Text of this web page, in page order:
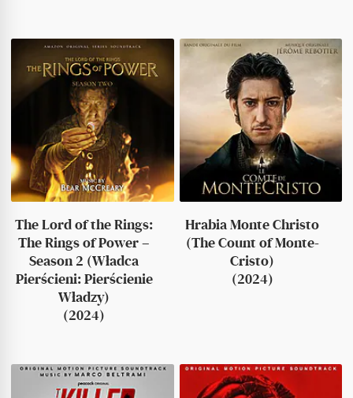
The Lord of the Rings:
The Rings of Power –
Season 2 (Władca
Pierścieni: Pierścienie
Władzy)
(2024)
Hrabia Monte Christo
(The Count of Monte-
Cristo)
(2024)